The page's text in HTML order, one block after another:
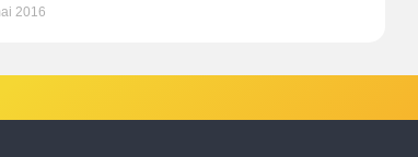
2016